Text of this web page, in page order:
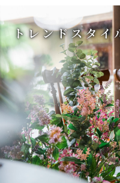
トレンドスタイ